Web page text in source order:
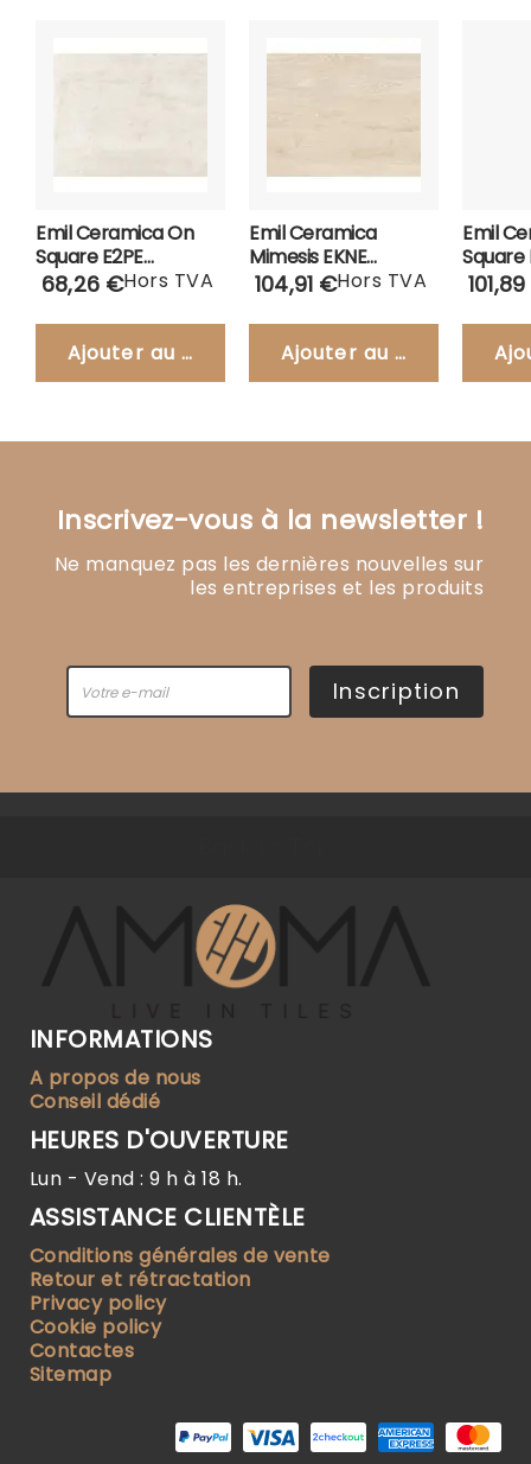
Emil Ceramica On
Square E2PE
Carrelage 60x60
68,26 €Hors TVA
Ajouter au panier
Emil Ceramica
Mimesis EKNE
Carrelage 26,5x160
104,91 €Hors TVA
Ajouter au panier
Emil
Square
Inscrivez-vous à la newsletter !
Ne manquez pas les dernières nouvelles sur
les entreprises et les produits
Inscription
INFORMATIONS
A propos de nous
Conseil dédié
HEURES D'OUVERTURE
Lun - Vend : 9 h à 18 h.
ASSISTANCE CLIENTÈLE
Conditions générales de vente
Retour et rétractation
Privacy policy
Cookie policy
Contactes
Sitemap